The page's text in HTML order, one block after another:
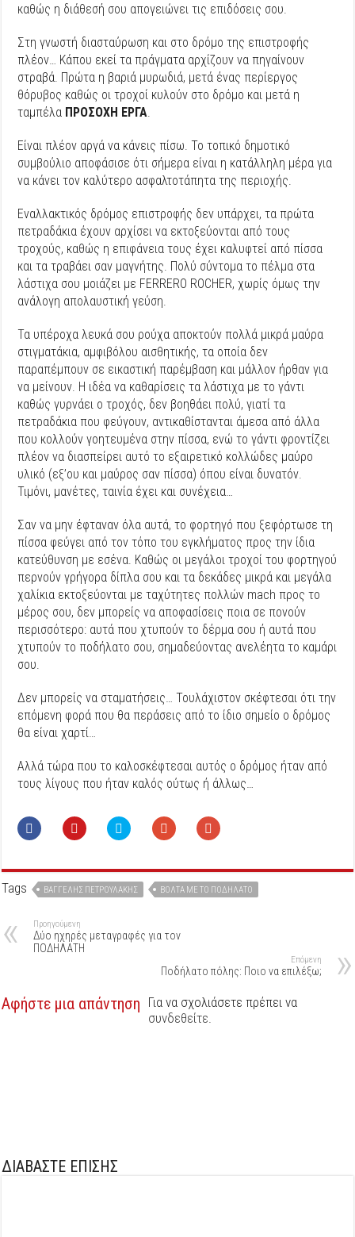
καθώς η διάθεσή σου απογειώνει τις επιδόσεις σου.
Στη γνωστή διασταύρωση και στο δρόμο της επιστροφής
πλέον… Κάπου εκεί τα πράγματα αρχίζουν να πηγαίνουν
στραβά. Πρώτα η βαριά μυρωδιά, μετά ένας περίεργος
θόρυβος καθώς οι τροχοί κυλούν στο δρόμο και μετά η
ταμπέλα ΠΡΟΣΟΧΗ ΕΡΓΑ
Είναι πλέον αργά να κάνεις πίσω. Το τοπικό δημοτικό
συμβούλιο αποφάσισε ότι σήμερα είναι η κατάλληλη μέρα για
να κάνει τον καλύτερο ασφαλτοτάπητα της περιοχής.
Εναλλακτικός δρόμος επιστροφής δεν υπάρχει, τα πρώτα
πετραδάκια έχουν αρχίσει να εκτοξεύονται από τους
τροχούς, καθώς η επιφάνεια τους έχει καλυφτεί από πίσσα
και τα τραβάει σαν μαγνήτης. Πολύ σύντομα το πέλμα στα
λάστιχα σου μοιάζει με FERRERO ROCHER, χωρίς όμως την
ανάλογη απολαυστική γεύση.
Τα υπέροχα λευκά σου ρούχα αποκτούν πολλά μικρά μαύρα
στιγματάκια, αμφιβόλου αισθητικής, τα οποία δεν
παραπέμπουν σε εικαστική παρέμβαση και μάλλον ήρθαν για
να μείνουν. Η ιδέα να καθαρίσεις τα λάστιχα με το γάντι
καθώς γυρνάει ο τροχός, δεν βοηθάει πολύ, γιατί τα
πετραδάκια που φεύγουν, αντικαθίστανται άμεσα από άλλα
που κολλούν γοητευμένα στην πίσσα, ενώ το γάντι φροντίζει
πλέον να διασπείρει αυτό το εξαιρετικό κολλώδες μαύρο
υλικό (εξ’ου και μαύρος σαν πίσσα) όπου είναι δυνατόν.
Τιμόνι, μανέτες, ταινία έχει και συνέχεια…
Σαν να μην έφταναν όλα αυτά, το φορτηγό που ξεφόρτωσε τη
πίσσα φεύγει από τον τόπο του εγκλήματος προς την ίδια
κατεύθυνση με εσένα. Καθώς οι μεγάλοι τροχοί του φορτηγού
περνούν γρήγορα δίπλα σου και τα δεκάδες μικρά και μεγάλα
χαλίκια εκτοξεύονται με ταχύτητες πολλών mach προς το
μέρος σου, δεν μπορείς να αποφασίσεις ποια σε πονούν
περισσότερο: αυτά που χτυπούν το δέρμα σου ή αυτά που
χτυπούν το ποδήλατο σου, σημαδεύοντας ανελέητα το καμάρι
σου.
Δεν μπορείς να σταματήσεις… Τουλάχιστον σκέφτεσαι ότι την
επόμενη φορά που θα περάσεις από το ίδιο σημείο ο δρόμος
θα είναι χαρτί…
Αλλά τώρα που το καλοσκέφτεσαι αυτός ο δρόμος ήταν από
τους λίγους που ήταν καλός ούτως ή άλλως…
Tags BΑΓΓΈΛΗΣ ΠΕΤΡΟΥΛΆΚΗΣ ΒΌΛΤΑ ΜΕ ΤΟ ΠΟΔΉΛΑΤΟ
Προηγούμενη
Δύο ηχηρές μεταγραφές για τον
ΠΟΔΗΛΑΤΗ
Επόμενη
Ποδήλατο πόλης: Ποιο να επιλέξω;
Αφήστε μια απάντηση Για να σχολιάσετε πρέπει να
συνδεθείτε
ΔΙΑΒΑΣΤΕ ΕΠΙΣΗΣ